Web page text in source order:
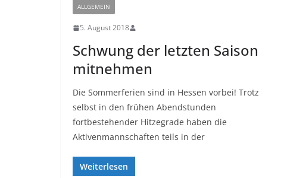
ALLGEMEIN
5. August 2018
Schwung der letzten Saison
mitnehmen
Die Sommerferien sind in Hessen vorbei! Trotz
selbst in den frühen Abendstunden
fortbestehender Hitzegrade haben die
Aktivenmannschaften teils in der
Weiterlesen